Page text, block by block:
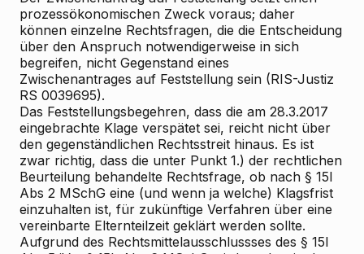
prozessökonomischen Zweck voraus; daher
können einzelne Rechtsfragen, die die Entscheidung
über den Anspruch notwendigerweise in sich
begreifen, nicht Gegenstand eines
Zwischenantrages auf Feststellung sein (RIS-Justiz
RS 0039695).
Das Feststellungsbegehren, dass die am 28.3.2017
eingebrachte Klage verspätet sei, reicht nicht über
den gegenständlichen Rechtsstreit hinaus. Es ist
zwar richtig, dass die unter Punkt 1.) der rechtlichen
Beurteilung behandelte Rechtsfrage, ob nach § 15l
Abs 2 MSchG eine (und wenn ja welche) Klagsfrist
einzuhalten ist, für zukünftige Verfahren über eine
vereinbarte Elternteilzeit geklärt werden sollte.
Aufgrund des Rechtsmittelausschlussses des § 15l